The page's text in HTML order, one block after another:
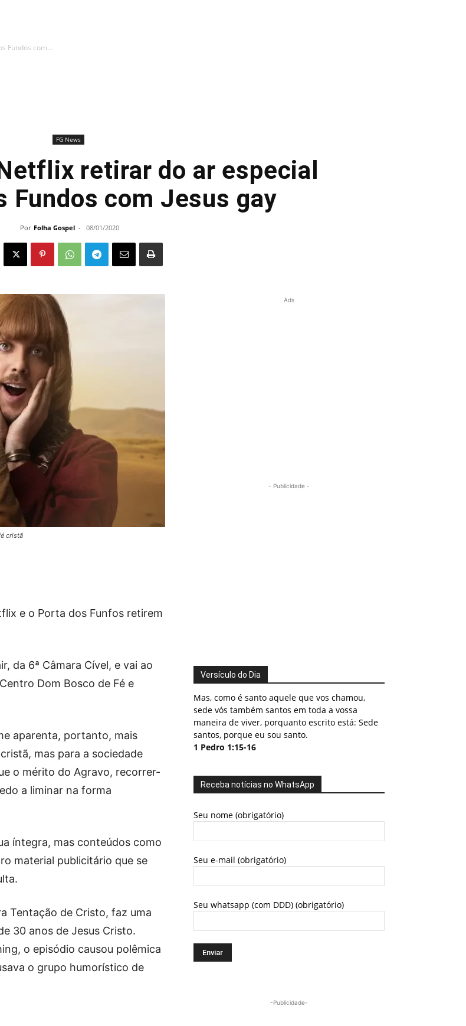
Fundos com...
FG News
retirar do ar especial
Fundos com Jesus gay
Por Folha Gospel - 08/01/2020
cristã
e o Porta dos Funfos retirem
da 6ª Câmara Cível, e vai ao
Dom Bosco de Fé e
aparenta, portanto, mais
mas para a sociedade
o mérito do Agravo, recorrer-
a liminar na forma
íntegra, mas conteúdos como
material publicitário que se
Tentação de Cristo, faz uma
30 anos de Jesus Cristo.
o episódio causou polêmica
o grupo humorístico de
Ads
- Publicidade -
Versículo do Dia
Mas, como é santo aquele que vos chamou,
sede vós também santos em toda a vossa
maneira de viver, porquanto escrito está: Sede
santos, porque eu sou santo.
1 Pedro 1:15-16
Receba notícias no WhatsApp
Seu nome (obrigatório)
Seu e-mail (obrigatório)
Seu whatsapp (com DDD) (obrigatório)
-Publicidade-